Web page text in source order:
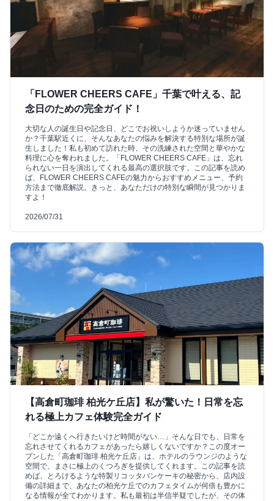
「FLOWER CHEERS CAFE」千葉で叶える、記
念日のための完全ガイド！
大切な人の誕生日や記念日、どこでお祝いしようか迷っていません
か？千葉駅近くに、そんなあなたの悩みを解決する特別な場所が誕
生しました！私も初めて訪れた時、その洗練された空間と華やかな
料理に心を奪われました。「FLOWER CHEERS CAFE」は、忘れ
られない一日を演出してくれる最高の選択肢です。この記事を読め
ば、FLOWER CHEERS CAFEの魅力からおすすめメニュー、予約
方法まで徹底解説。きっと、あなただけの特別な瞬間が見つかりま
すよ！
2026/07/31
【高倉町珈琲 柏光ケ丘店】私が驚いた！日常を忘
れる極上カフェ体験完全ガイド
「どこか遠くへ行きたいけど時間がない…」そんな日でも、日常を
忘れさせてくれるカフェがあったら嬉しくないですか？この度オー
プンした「高倉町珈琲 柏光ケ丘店」は、ホテルのラウンジのような
空間で、まさに極上のくつろぎを提供してくれます。この記事を読
めば、とろけるような特製リコッタパンケーキの秘密から、店内設
備の詳細まで、あなたの柏光ケ丘でのカフェタイムが何倍も豊かに
なる情報が全てわかります。私も最初は半信半疑でしたが、その体